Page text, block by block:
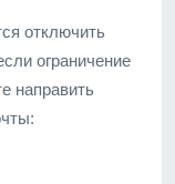
отключить
ограничение
направить